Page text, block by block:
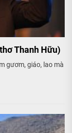
Thanh Hữu)
gươm, giáo, lao mà